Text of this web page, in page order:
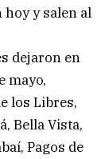
y salen al
dejaron en
mayo,
los Libres,
Bella Vista,
Pagos de